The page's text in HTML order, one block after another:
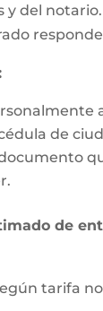
y del
de
de
tarifa